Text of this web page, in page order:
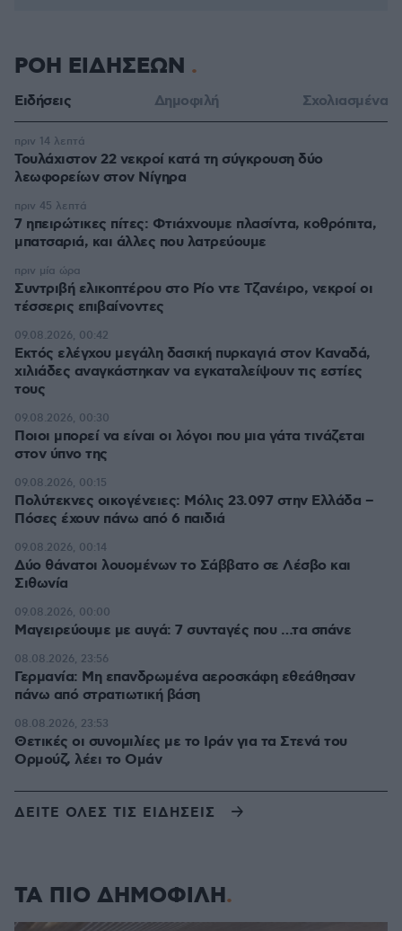
ΡΟΗ ΕΙΔΗΣΕΩΝ
Ειδήσεις Δημοφιλή Σχολιασμένα
Τουλάχιστον 22 νεκροί κατά τη σύγκρουση δύο
λεωφορείων στον Νίγηρα
πριν 14 λεπτά
7 ηπειρώτικες πίτες: Φτιάχνουμε πλασίντα, κοθρόπιτα,
μπατσαριά, και άλλες που λατρεύουμε
πριν 45 λεπτά
Συντριβή ελικοπτέρου στο Ρίο ντε Τζανέιρο, νεκροί οι
τέσσερις επιβαίνοντες
πριν μία ώρα
Εκτός ελέγχου μεγάλη δασική πυρκαγιά στον Καναδά,
χιλιάδες αναγκάστηκαν να εγκαταλείψουν τις εστίες
τους
09.08.2026, 00:42
Ποιοι μπορεί να είναι οι λόγοι που μια γάτα τινάζεται
στον ύπνο της
09.08.2026, 00:30
Πολύτεκνες οικογένειες: Μόλις 23.097 στην Ελλάδα –
Πόσες έχουν πάνω από 6 παιδιά
09.08.2026, 00:15
Δύο θάνατοι λουομένων το Σάββατο σε Λέσβο και
Σιθωνία
09.08.2026, 00:14
Μαγειρεύουμε με αυγά: 7 συνταγές που …τα σπάνε
09.08.2026, 00:00
Γερμανία: Μη επανδρωμένα αεροσκάφη εθεάθησαν
πάνω από στρατιωτική βάση
08.08.2026, 23:56
Θετικές οι συνομιλίες με το Ιράν για τα Στενά του
Ορμούζ, λέει το Ομάν
08.08.2026, 23:53
ΔΕΙΤΕ ΟΛΕΣ ΤΙΣ ΕΙΔΗΣΕΙΣ
ΤΑ ΠΙΟ ΔΗΜΟΦΙΛΗ